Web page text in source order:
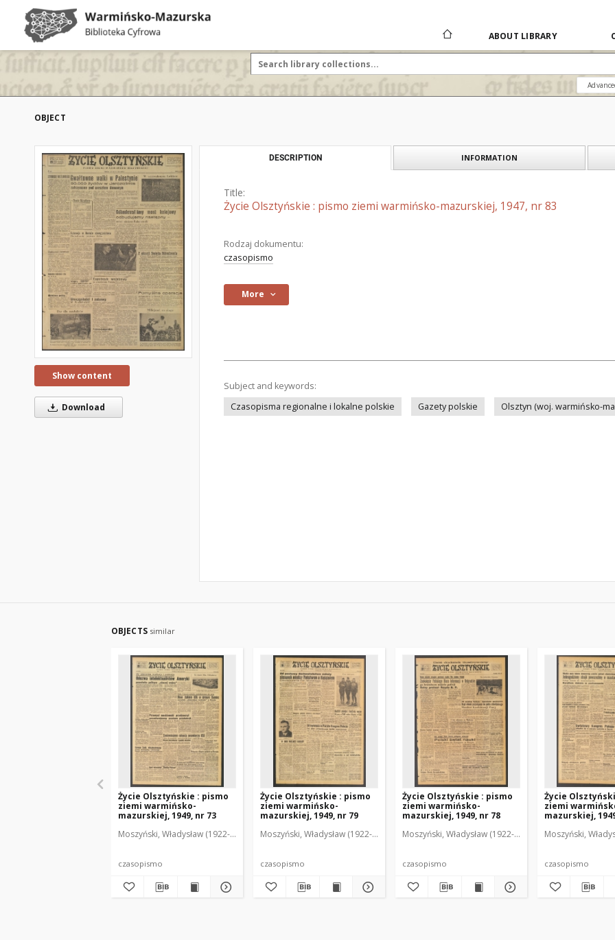
ABOUT LIBRARY
OBJECT
Show content
Download
DESCRIPTION INFORMATION
Title:
Życie Olsztyńskie : pismo ziemi warmińsko-mazurskiej, 1947, nr 83
Rodzaj dokumentu:
czasopismo
More
Subject and keywords:
Czasopisma regionalne i lokalne polskie
Gazety polskie Olsztyn (woj. warmińsko-
OBJECTS similar
Życie Olsztyńskie : pismo
ziemi warmińsko-
mazurskiej, 1949, nr 73
Moszyński, Władysław (1922-2001). Red. Mroczkowski, Włodzimierz (1902-1971). Red. Osiecki, Andrzej. Red.
czasopismo
Życie Olsztyńskie : pismo
ziemi warmińsko-
mazurskiej, 1949, nr 79
Moszyński, Władysław (1922-2001). Red. Mroczkowski, Włodzimierz (1902-1971). Red.
czasopismo
Życie Olsztyńskie : pismo
ziemi warmińsko-
mazurskiej, 1949, nr 78
Moszyński, Władysław (1922-2001). Red. Mroczkowski,
czasopismo
Życie
ziemi
mazurskiej,
Moszyński,
czasopismo